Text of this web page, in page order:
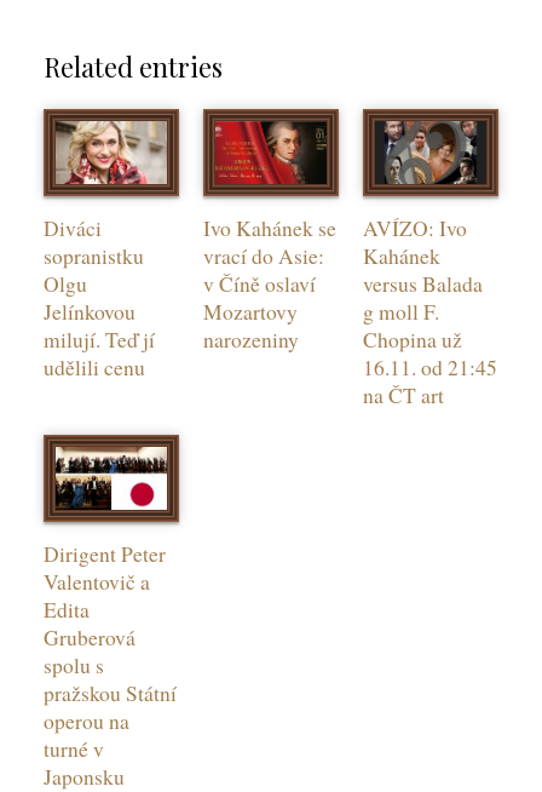
Related entries
Diváci
sopranistku
Olgu
Jelínkovou
milují. Teď jí
udělili cenu
Ivo Kahánek se
vrací do Asie:
v Číně oslaví
Mozartovy
narozeniny
AVÍZO: Ivo
Kahánek
versus Balada
g moll F.
Chopina už
16.11. od 21:45
na ČT art
Dirigent Peter
Valentovič a
Edita
Gruberová
spolu s
pražskou Státní
operou na
turné v
Japonsku